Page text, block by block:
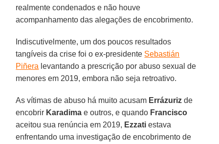
realmente condenados e não houve
acompanhamento das alegações de encobrimento.
Indiscutivelmente, um dos poucos resultados
tangíveis da crise foi o ex-presidente Sebastián
Piñera levantando a prescrição por abuso sexual de
menores em 2019, embora não seja retroativo.
As vítimas de abuso há muito acusam Errázuriz de
encobrir Karadima e outros, e quando Francisco
aceitou sua renúncia em 2019, Ezzati estava
enfrentando uma investigação de encobrimento de